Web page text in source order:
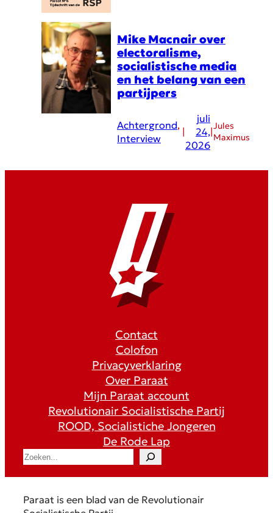
Mike Macnair over
electoralisme,
socialistische media
en het belang van een
partijpers
Achtergrond
Interview
|
juli
24,
2026
|Jules
Maximus
Contact
Colofon
Privacyverklaring
Over Paraat
Mijn Paraat account
Revolutionair Socialistische Partij
ROOD, Socialistiche Jongeren
De Rode Lap
S
e
r
c
Paraat is een blad van de Revolutionair